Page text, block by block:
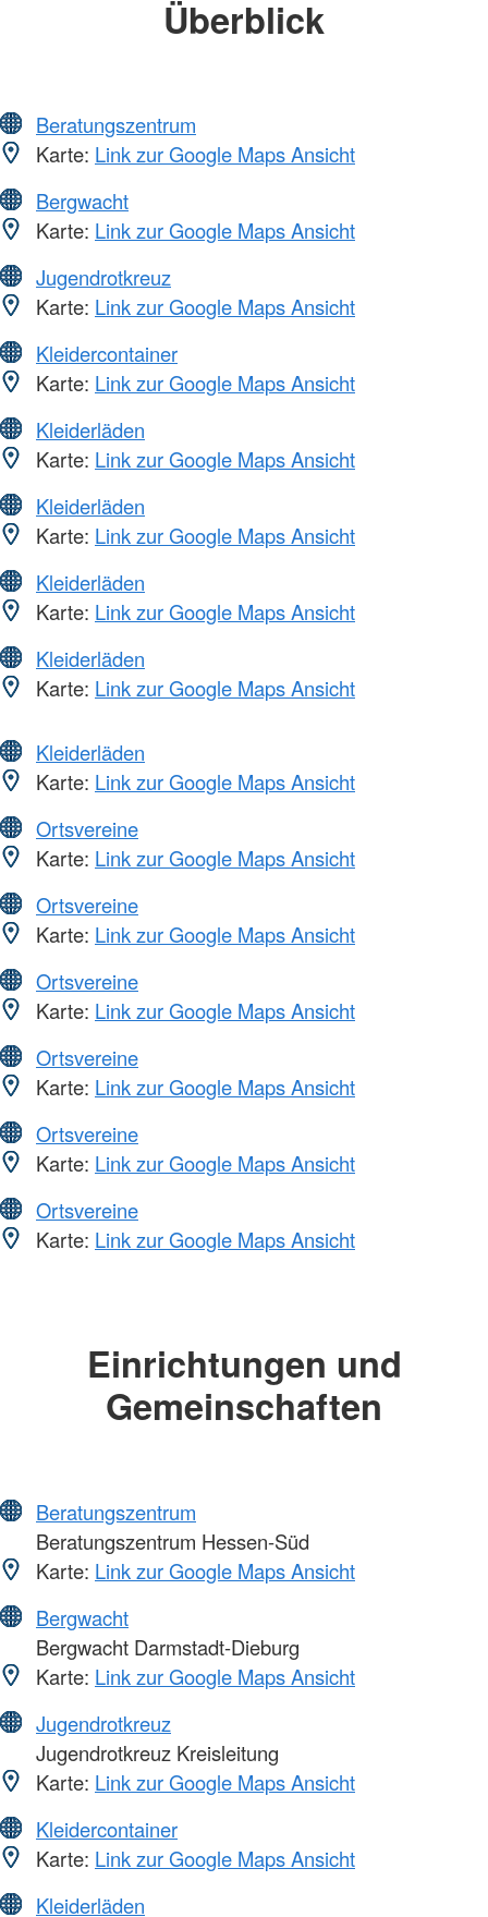
Überblick
Beratungszentrum
Karte: Link zur Google Maps Ansicht
Bergwacht
Karte: Link zur Google Maps Ansicht
Jugendrotkreuz
Karte: Link zur Google Maps Ansicht
Kleidercontainer
Karte: Link zur Google Maps Ansicht
Kleiderläden
Karte: Link zur Google Maps Ansicht
Kleiderläden
Karte: Link zur Google Maps Ansicht
Kleiderläden
Karte: Link zur Google Maps Ansicht
Kleiderläden
Karte: Link zur Google Maps Ansicht
Kleiderläden
Karte: Link zur Google Maps Ansicht
Ortsvereine
Karte: Link zur Google Maps Ansicht
Ortsvereine
Karte: Link zur Google Maps Ansicht
Ortsvereine
Karte: Link zur Google Maps Ansicht
Ortsvereine
Karte: Link zur Google Maps Ansicht
Ortsvereine
Karte: Link zur Google Maps Ansicht
Ortsvereine
Karte: Link zur Google Maps Ansicht
Einrichtungen und
Gemeinschaften
Beratungszentrum
Beratungszentrum Hessen-Süd
Karte: Link zur Google Maps Ansicht
Bergwacht
Bergwacht Darmstadt-Dieburg
Karte: Link zur Google Maps Ansicht
Jugendrotkreuz
Jugendrotkreuz Kreisleitung
Karte: Link zur Google Maps Ansicht
Kleidercontainer
Karte: Link zur Google Maps Ansicht
Kleiderläden